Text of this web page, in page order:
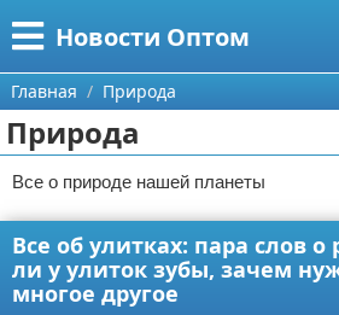
Новости Оптом
Меню
Главная
Категории
Информационные технологии
Автомобили
Знаменитости
Поиск
О проекте
Контакты
Главная Природа
Природа
Все о природе нашей планеты
Все об улитках: пара слов о
ли у улиток зубы, зачем
многое другое